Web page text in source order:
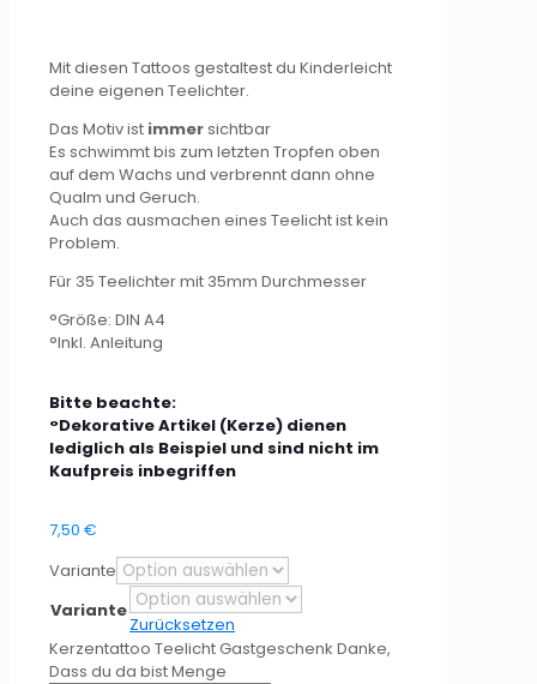
Mit diesen Tattoos gestaltest du Kinderleicht
deine eigenen Teelichter.
Das Motiv ist immersichtbar
Es schwimmt bis zum letzten Tropfen oben
auf dem Wachs und verbrennt dann ohne
Qualm und Geruch.
Auch das ausmachen eines Teelicht ist kein
Problem.
Für 35 Teelichter mit 35mm Durchmesser
°Größe: DIN A4
°Inkl. Anleitung
Bitte beachte:
°Dekorative Artikel (Kerze) dienen
lediglich als Beispiel und sind nicht im
Kaufpreis inbegriffen
7,50 €
Variante
Variante
Zurücksetzen
Kerzentattoo Teelicht Gastgeschenk Danke,
Dass du da bist Menge